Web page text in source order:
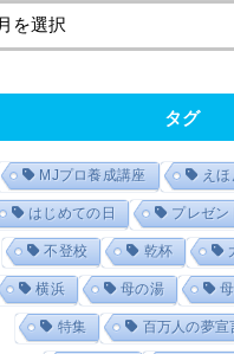
タグ
MJプロ養成講座 え
はじめての日 プレゼン
不登校 乾杯
横浜 母の湯
特集 百万人の夢宣